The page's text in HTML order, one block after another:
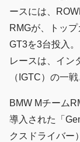
ースには、
RMGが、トッ
GT3を3台投入
レースは、イン
（IGTC）の一
BMW Mチーム
導入された「
クスドライバー